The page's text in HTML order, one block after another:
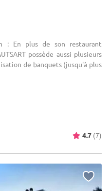
: En plus de son restaurant
possède aussi plusieurs
de banquets (jusqu'à plus
4.7 (7)